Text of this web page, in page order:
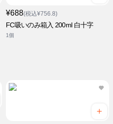
¥688(税込¥756.8)
FC吸いのみ箱入 200ml 白十字
1個